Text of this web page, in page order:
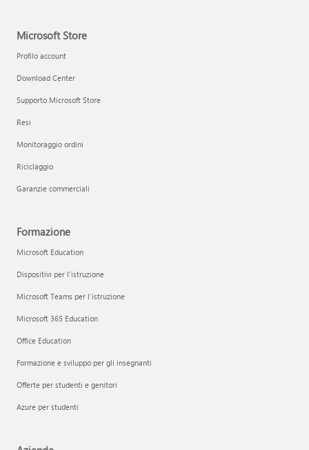
Microsoft Store
Profilo account
Download Center
Supporto Microsoft Store
Resi
Monitoraggio ordini
Riciclaggio
Garanzie commerciali
Formazione
Microsoft Education
Dispositivi per l'istruzione
Microsoft Teams per l'istruzione
Microsoft 365 Education
Office Education
Formazione e sviluppo per gli insegnanti
Offerte per studenti e genitori
Azure per studenti